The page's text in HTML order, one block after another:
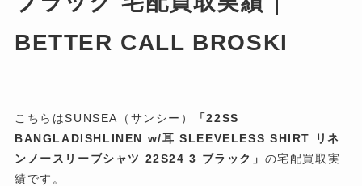
BETTER CALL BROSKI
こちらはSUNSEA（サンシー）
「22SS
BANGLADISHLINEN w/耳 SLEEVELESS SHIRT リネ
ンノースリーブシャツ 22S24 3 ブラック」 の宅配買取実
績です。